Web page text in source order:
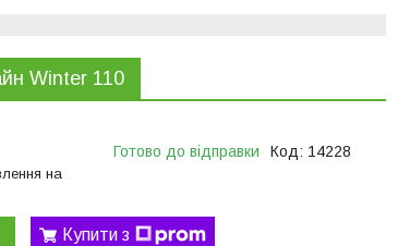
Winter 110
на
Готово до відправки Код: 14228
Купити з